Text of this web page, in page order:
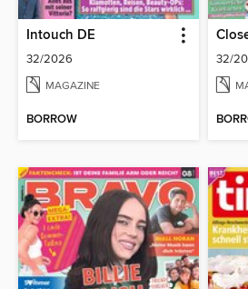
Intouch DE
32/2026
MAGAZINE
BORROW
32/